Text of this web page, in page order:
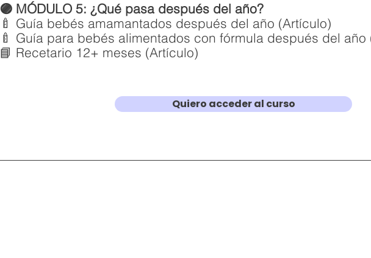
🟣 MÓDULO 5: ¿Qué pasa después del año?
🍼 Guía bebés amamantados después del año (Artículo)
🍼 Guía para bebés alimentados con fórmula después del año
📘 Recetario 12+ meses (Artículo)
Quiero acceder al curso